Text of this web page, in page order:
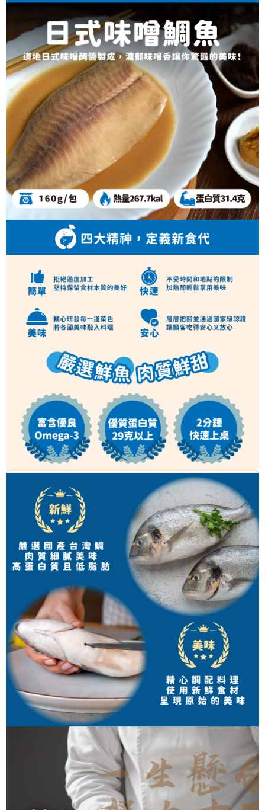
醒簡訊。
2.透過簡訊連結打開帳單後，可選擇「超商條碼／台灣大直營門市／銀行轉
帳／街口支付／iPASS MONEY」等通路繳費。
【注意事項】
1.本服務係由「台灣大哥大股份有限公司」（以下簡稱本公司）所提供，讓
用戶於交易時，得透過本服務購買商品或服務，並由商店將買賣／分期付款
買賣價金債權讓與本公司後，依約使用本公司帳單繳交帳款。
2.基於同意付款使用「大哥付你分期」之契約關係目的，商店將以您的個人
資料（包含姓名、電話或地址）提供予台灣大哥大進項蒐集、處理及利用，
由本公司與您本人進行分期帳單所需資料之確認、核對及更正。
3.完整用戶服務條款，請詳閱以下連結：
https://oppay.tw/userRule
１．於結帳方式選擇「AFTEE先享後付」後，將跳轉至「AFTEE先享後付」
結帳頁面，進行簡訊認證並確認金額後，即可完成結帳。
２．訂單成立數日內，您將收到繳費通知簡訊。
３．收到繳費通知簡訊後14天內，點擊此簡訊中的連結，可透過四大超商／
ATM／網路銀行／等多元方式進行付款，方視為交易完成。
※ 請注意：結帳手續完成當下不需立刻繳費，但若您需要取消訂單，請聯絡
購買商品的店家。未經商家同意取消之訂單仍視為有效，需透過AFTEE先享
後付繳納相關費用。
※ 交易是否成功請以「AFTEE先享後付 」之結帳頁面顯示為準，若有關於
是否繳費成功／繳費後需取消欲退款等相關疑問，請聯繫「AFTEE先享後付
客戶支援中心」https://netprotections.freshdesk.com/support/home
【注意事項】
１．透過由恩沛科技股份有限公司提供之「AFTEE先享後付」服務完成之交
易，需依本服務之必要範圍內提供個人資料，並將交易相關給付款項請求債
權轉讓予恩沛科技股份有限公司。
２．關於個人資料處理事宜，請瀏覽以下網址：
https://aftee.tw/terms/#terms3
３．未成年的使用者請事先徵得法定代理人或監護人之同意方可使用
「AFTEE先享後付」，若未經同意申辦者引起之損失，本公司不負相關責
４．使用「AFTEE先享後付」時，將依據個別帳號之用戶狀況，依本公司即
時審查核予不同之上限額度；若仍有額度不足之情形，本公司將視審查結果
請求用戶進行身份認證。
５．嚴禁一人註冊多個帳號或使用他人資訊註冊。若發現惡意使用之情形，
恩沛科技股份有限公司將有權停止該用戶之使用額度並採取法律行動。
冷凍｜付款後全家取貨
每筆NT$130，滿NT$1,299(含以上)免運費
冷凍｜宅配
每筆NT$160，滿NT$2,000(含以上)免運費
冷凍｜離島宅配
每筆NT$260，滿NT$2,500(含以上)免運費